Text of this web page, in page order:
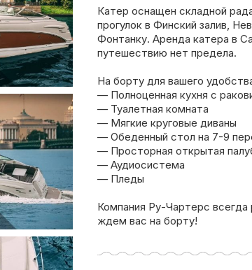
Катер оснащен складной
прогулок в Финский залив,
Фонтанку. Аренда катера в
путешествию нет предела.
На борту для вашего
— Полноценная кухня с
— Туалетная комната
— Мягкие круговые диваны
— Обеденный стол на 7-9
— Просторная открытая
— Аудиосистема
— Пледы
Компания Ру-Чартерс
ждем вас на борту!